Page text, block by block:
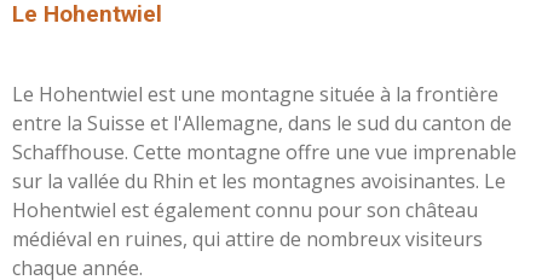
Le Hohentwiel
Le Hohentwiel est une montagne située à la frontière
entre la Suisse et l'Allemagne, dans le sud du canton de
Schaffhouse. Cette montagne offre une vue imprenable
sur la vallée du Rhin et les montagnes avoisinantes. Le
Hohentwiel est également connu pour son château
médiéval en ruines, qui attire de nombreux visiteurs
chaque année.